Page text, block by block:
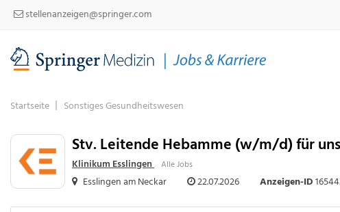
stellenanzeigen@springer.com
Startseite Sonstiges Gesundheitswesen
Stv. Leitende Hebamme (w/m/d) für
Klinikum Esslingen Alle Jobs
Esslingen am Neckar 22.07.2026 Anzeigen-ID